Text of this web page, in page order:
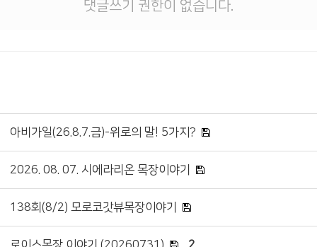
댓글쓰기 권한이 없습니다.
아비가일(26.8.7.금)-위로의 말! 5가지?
2026. 08. 07. 시에라리온 목장이야기
138회(8/2) 모로코갓뷰목장이야기